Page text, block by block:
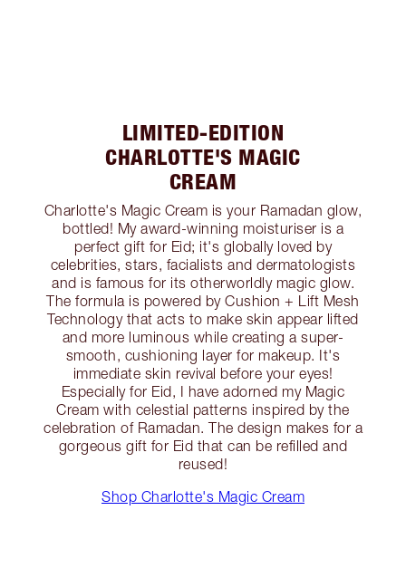
LIMITED-EDITION
CHARLOTTE'S MAGIC
CREAM
Charlotte's Magic Cream is your Ramadan glow,
bottled! My award-winning moisturiser is a
perfect gift for Eid; it's globally loved by
celebrities, stars, facialists and dermatologists
and is famous for its otherworldly magic glow.
The formula is powered by Cushion + Lift Mesh
Technology that acts to make skin appear lifted
and more luminous while creating a super-
smooth, cushioning layer for makeup. It's
immediate skin revival before your eyes!
Especially for Eid, I have adorned my Magic
Cream with celestial patterns inspired by the
celebration of Ramadan. The design makes for a
gorgeous gift for Eid that can be refilled and
reused!
Shop Charlotte's Magic Cream